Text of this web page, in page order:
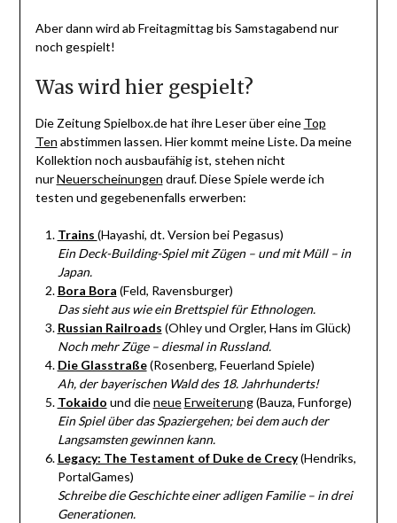
Aber dann wird ab Freitagmittag bis Samstagabend nur
noch gespielt!
Was wird hier gespielt?
Die Zeitung Spielbox.de hat ihre Leser über eine Top
Ten abstimmen lassen. Hier kommt meine Liste. Da meine
Kollektion noch ausbaufähig ist, stehen nicht
nurNeuerscheinungen drauf. Diese Spiele werde ich
testen und gegebenenfalls erwerben:
Trains (Hayashi, dt. Version bei Pegasus)
Ein Deck-Building-Spiel mit Zügen – und mit Müll – in
Japan.
Bora Bora (Feld, Ravensburger)
Das sieht aus wie ein Brettspiel für Ethnologen.
Russian Railroads (Ohley und Orgler, Hans im Glück)
Noch mehr Züge – diesmal in Russland.
Die Glasstraße(Rosenberg, Feuerland Spiele)
Ah, der bayerischen Wald des 18. Jahrhunderts!
Tokaido und dieneue Erweiterung(Bauza, Funforge)
Ein Spiel über das Spaziergehen; bei dem auch der
Langsamsten gewinnen kann.
Legacy: The Testament of Duke de Crecy(Hendriks,
PortalGames)
Schreibe die Geschichte einer adligen Familie – in drei
Generationen.